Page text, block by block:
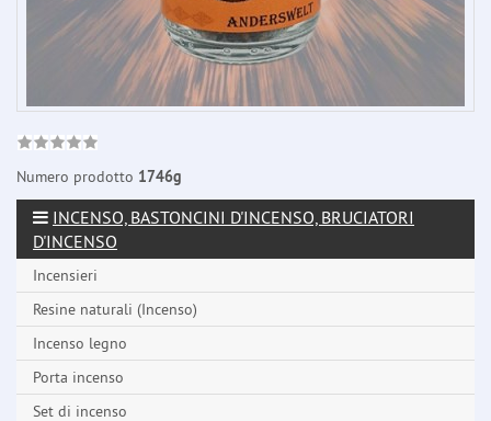
Numero prodotto 1746g
INCENSO, BASTONCINI D'INCENSO, BRUCIATORI
D'INCENSO
Incensieri
Resine naturali (Incenso)
Incenso legno
Porta incenso
Set di incenso